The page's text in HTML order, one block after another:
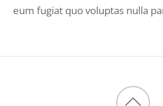
eum fugiat quo voluptas nulla